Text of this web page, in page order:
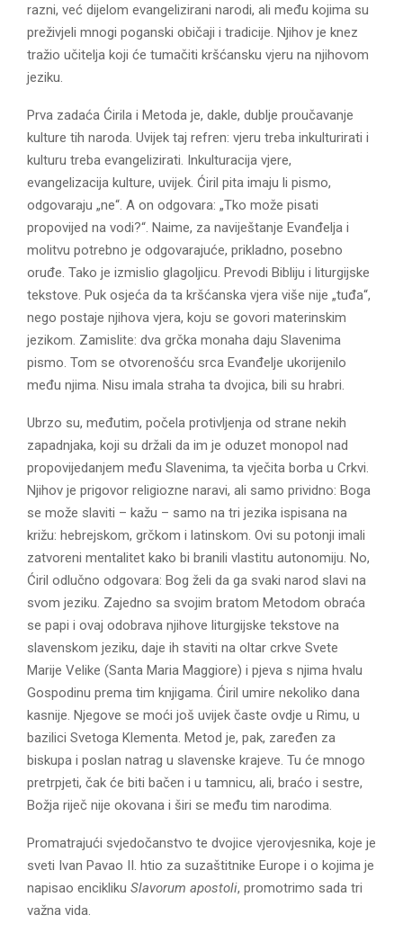
razni, već dijelom evangelizirani narodi, ali među kojima su
preživjeli mnogi poganski običaji i tradicije. Njihov je knez
tražio učitelja koji će tumačiti kršćansku vjeru na njihovom
jeziku.
Prva zadaća Ćirila i Metoda je, dakle, dublje proučavanje
kulture tih naroda. Uvijek taj refren: vjeru treba inkulturirati i
kulturu treba evangelizirati. Inkulturacija vjere,
evangelizacija kulture, uvijek. Ćiril pita imaju li pismo,
odgovaraju „ne“. A on odgovara: „Tko može pisati
propovijed na vodi?“. Naime, za naviještanje Evanđelja i
molitvu potrebno je odgovarajuće, prikladno, posebno
oruđe. Tako je izmislio glagoljicu. Prevodi Bibliju i liturgijske
tekstove. Puk osjeća da ta kršćanska vjera više nije „tuđa“,
nego postaje njihova vjera, koju se govori materinskim
jezikom. Zamislite: dva grčka monaha daju Slavenima
pismo. Tom se otvorenošću srca Evanđelje ukorijenilo
među njima. Nisu imala straha ta dvojica, bili su hrabri.
Ubrzo su, međutim, počela protivljenja od strane nekih
zapadnjaka, koji su držali da im je oduzet monopol nad
propovijedanjem među Slavenima, ta vječita borba u Crkvi.
Njihov je prigovor religiozne naravi, ali samo prividno: Boga
se može slaviti – kažu – samo na tri jezika ispisana na
križu: hebrejskom, grčkom i latinskom. Ovi su potonji imali
zatvoreni mentalitet kako bi branili vlastitu autonomiju. No,
Ćiril odlučno odgovara: Bog želi da ga svaki narod slavi na
svom jeziku. Zajedno sa svojim bratom Metodom obraća
se papi i ovaj odobrava njihove liturgijske tekstove na
slavenskom jeziku, daje ih staviti na oltar crkve Svete
Marije Velike (Santa Maria Maggiore) i pjeva s njima hvalu
Gospodinu prema tim knjigama. Ćiril umire nekoliko dana
kasnije. Njegove se moći još uvijek časte ovdje u Rimu, u
bazilici Svetoga Klementa. Metod je, pak, zaređen za
biskupa i poslan natrag u slavenske krajeve. Tu će mnogo
pretrpjeti, čak će biti bačen i u tamnicu, ali, braćo i sestre,
Božja riječ nije okovana i širi se među tim narodima.
Promatrajući svjedočanstvo te dvojice vjerovjesnika, koje je
sveti Ivan Pavao II. htio za suzaštitnike Europe i o kojima je
napisao encikliku Slavorum apostoli, promotrimo sada tri
važna vida.